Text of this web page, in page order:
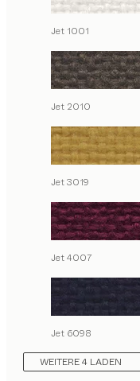
Jet 1001
Jet 2010
Jet 3019
Jet 4007
Jet 6098
WEITERE 4 LADEN